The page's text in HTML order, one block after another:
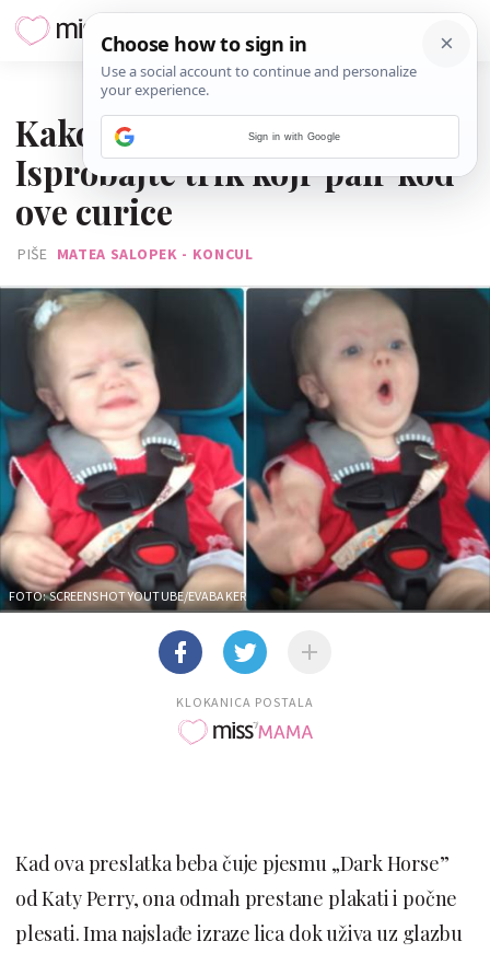
Kako smiriti uplakanu bebu?
Isprobajte trik koji 'pali' kod
ove curice
PIŠE MATEA SALOPEK - KONCUL
FOTO: SCREENSHOT YOUTUBE/EVABAKER
KLOKANICA POSTALA
Kad ova preslatka beba čuje pjesmu „Dark Horse”
od Katy Perry, ona odmah prestane plakati i počne
plesati. Ima najslađe izraze lica dok uživa uz glazbu
Sign in with Google